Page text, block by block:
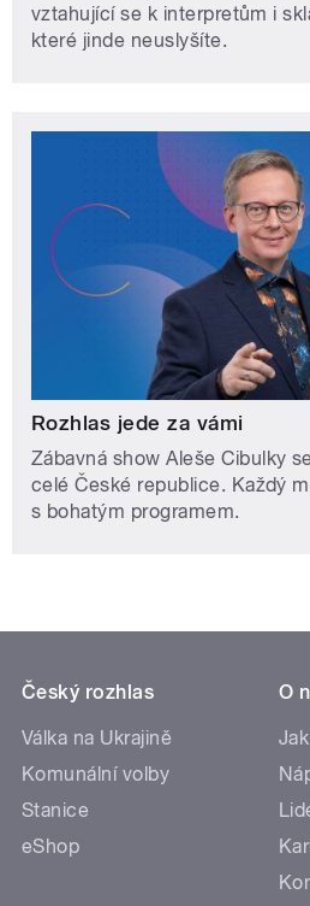
vztahující se k interpretům i
které jinde neuslyšíte.
Rozhlas jede za vámi
Zábavná show Aleše Cibulky
celé České republice. Každý
s bohatým programem.
Český rozhlas
Válka na Ukrajině
Komunální volby
Stanice
eShop
O